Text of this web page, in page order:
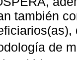
también
de